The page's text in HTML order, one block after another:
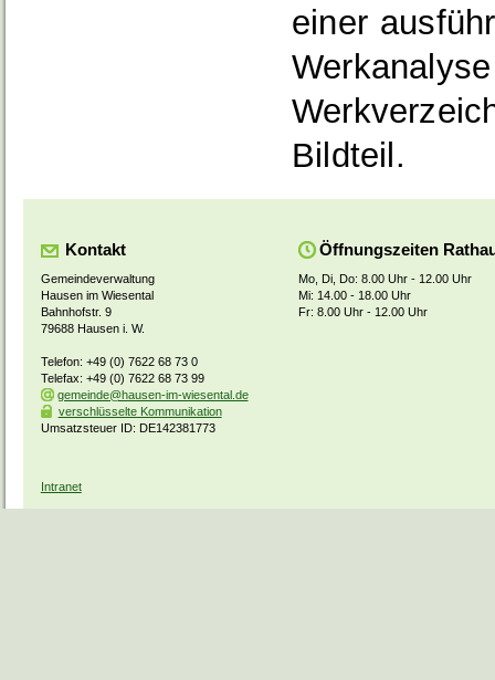
einer
Bildteil.
Kontakt
Gemeindeverwaltung
Hausen im Wiesental
Bahnhofstr. 9
79688 Hausen i. W.
Telefon: +49 (0) 7622 68 73 0
Telefax: +49 (0) 7622 68 73 99
gemeinde@hausen-im-wiesental.de
verschlüsselte Kommunikation
Umsatzsteuer ID: DE142381773
Öffnungszeiten
Mo, Di, Do: 8.00 Uhr - 12.00 Uhr
Mi: 14.00 - 18.00 Uhr
Fr: 8.00 Uhr - 12.00 Uhr
Intranet